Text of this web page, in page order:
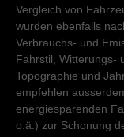
Vergleich von
wurden ebenfalls
Verbrauchs- und
Fahrstil, Witterungs-
Topographie und
empfehlen
energiesparenden
o.ä.) zur Schonung